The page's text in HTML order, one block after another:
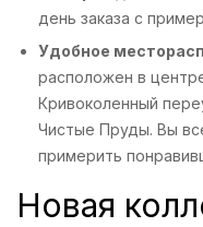
день заказа с
Удобное
расположен в
Кривоколенный
Чистые Пруды. Вы
примерить
Новая